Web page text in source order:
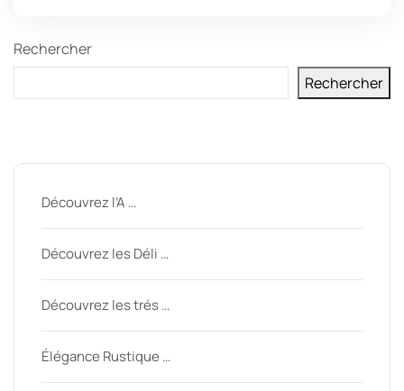
Rechercher
Rechercher
Découvrez l’A …
Découvrez les Déli …
Découvrez les trés …
Élégance Rustique …